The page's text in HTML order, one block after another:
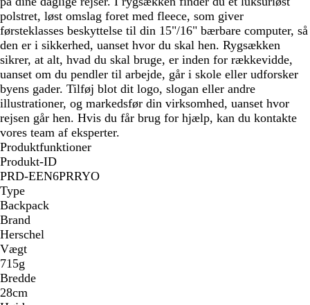
polstret, løst omslag foret med fleece, som giver
førsteklasses beskyttelse til din 15"/16" bærbare computer, så
den er i sikkerhed, uanset hvor du skal hen. Rygsækken
sikrer, at alt, hvad du skal bruge, er inden for rækkevidde,
uanset om du pendler til arbejde, går i skole eller udforsker
byens gader. Tilføj blot dit logo, slogan eller andre
illustrationer, og markedsfør din virksomhed, uanset hvor
rejsen går hen. Hvis du får brug for hjælp, kan du kontakte
vores team af eksperter.
Produktfunktioner
Produkt-ID
PRD-EEN6PRRYO
Type
Backpack
Brand
Herschel
Vægt
715g
Bredde
28cm